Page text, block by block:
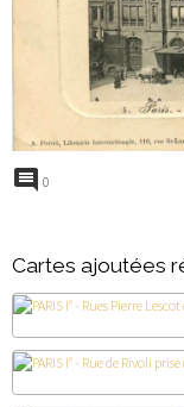
0
Cartes ajoutées